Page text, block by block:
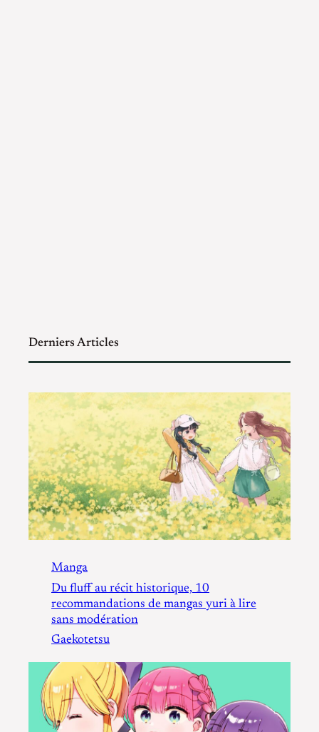
Derniers Articles
Manga
Du fluff au récit historique, 10
recommandations de mangas yuri à lire
sans modération
Gaekotetsu